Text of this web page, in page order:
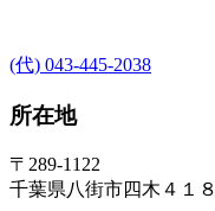
(代) 043-445-2038
所在地
〒289-1122
千葉県八街市四木４１８